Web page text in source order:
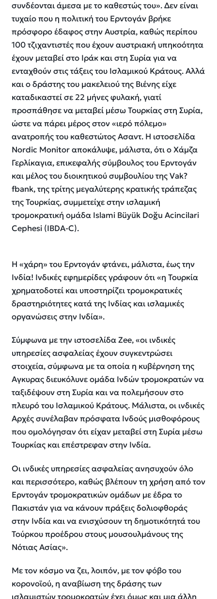
συνδέονται άμεσα με το καθεστώς του». Δεν είναι
τυχαίο που η πολιτική του Ερντογάν βρήκε
πρόσφορο έδαφος στην Αυστρία, καθώς περίπου
100 τζιχαντιστές που έχουν αυστριακή υπηκοότητα
έχουν μεταβεί στο Ιράκ και στη Συρία για να
ενταχθούν στις τάξεις του Ισλαμικού Κράτους. Αλλά
και ο δράστης του μακελειού της Βιένης είχε
καταδικαστεί σε 22 μήνες φυλακή, γιατί
προσπάθησε να μεταβεί μέσω Τουρκίας στη Συρία,
ώστε να πάρει μέρος στον «ιερό πόλεμο»
ανατροπής του καθεστώτος Ασαντ. Η ιστοσελίδα
Nordic Μonitor αποκάλυψε, μάλιστα, ότι ο Χάμζα
Γερλίκαγια, επικεφαλής σύμβουλος του Ερντογάν
και μέλος του διοικητικού συμβουλίου της Vak?
fbank, της τρίτης μεγαλύτερης κρατικής τράπεζας
της Τουρκίας, συμμετείχε στην ισλαμική
τρομοκρατική ομάδα Ιslami Büyük Doğu Acincilari
Cephesi (IBDA-C).
Η «χάρη» του Ερντογάν φτάνει, μάλιστα, έως την
Ινδία! Ινδικές εφημερίδες γράφουν ότι «η Τουρκία
χρηματοδοτεί και υποστηρίζει τρομοκρατικές
δραστηριότητες κατά της Ινδίας και ισλαμικές
οργανώσεις στην Ινδία».
Σύμφωνα με την ιστοσελίδα Zee, «οι ινδικές
υπηρεσίες ασφαλείας έχουν συγκεντρώσει
στοιχεία, σύμφωνα με τα οποία η κυβέρνηση της
Αγκυρας διευκόλυνε ομάδα Ινδών τρομοκρατών να
ταξιδέψουν στη Συρία και να πολεμήσουν στο
πλευρό του Ισλαμικού Κράτους. Μάλιστα, οι ινδικές
Αρχές συνέλαβαν πρόσφατα Ινδούς μισθοφόρους
που ομολόγησαν ότι είχαν μεταβεί στη Συρία μέσω
Τουρκίας και επέστρεφαν στην Ινδία.
Οι ινδικές υπηρεσίες ασφαλείας ανησυχούν όλο
και περισσότερο, καθώς βλέπουν τη χρήση από τον
Ερντογάν τρομοκρατικών ομάδων με έδρα το
Πακιστάν για να κάνουν πράξεις δολιοφθοράς
στην Ινδία και να ενισχύσουν τη δημοτικότητά του
Τούρκου προέδρου στους μουσουλμάνους της
Νότιας Ασίας».
Με τον κόσμο να ζει, λοιπόν, με τον φόβο του
κορονοϊού, η αναβίωση της δράσης των
ισλαμιστών τρομοκρατών έχει όμως και μια άλλη